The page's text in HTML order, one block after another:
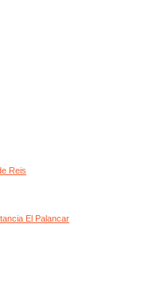
Reis
El Palancar